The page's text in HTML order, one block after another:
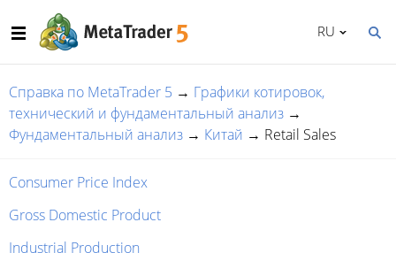
RU
Справка по MetaTrader 5 → Графики котировок,
технический и фундаментальный анализ →
Фундаментальный анализ → Китай → Retail Sales
Consumer Price Index
Gross Domestic Product
Industrial Production